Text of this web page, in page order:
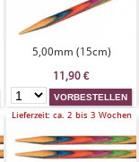
5,00mm (15cm)
11,90 €
Lieferzeit: ca. 2 bis 3 Wochen